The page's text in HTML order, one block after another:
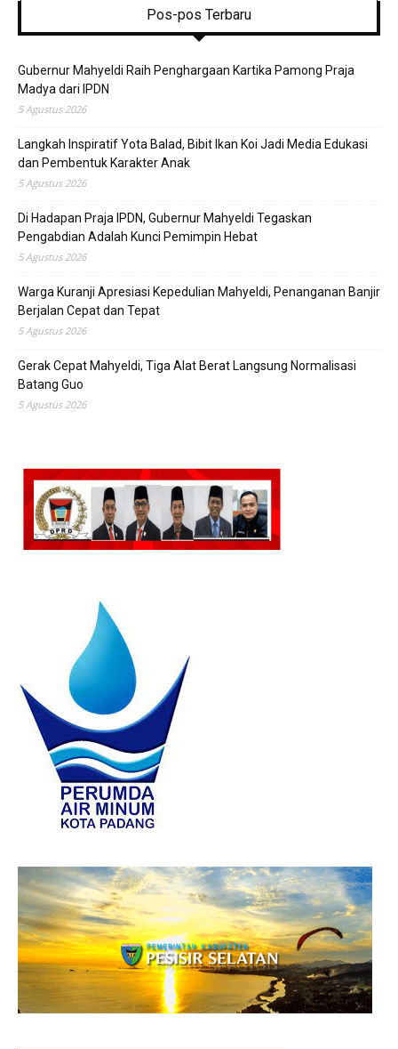
Pos-pos Terbaru
Gubernur Mahyeldi Raih Penghargaan Kartika Pamong Praja
Madya dari IPDN
5 Agustus 2026
Langkah Inspiratif Yota Balad, Bibit Ikan Koi Jadi Media Edukasi
dan Pembentuk Karakter Anak
5 Agustus 2026
Di Hadapan Praja IPDN, Gubernur Mahyeldi Tegaskan
Pengabdian Adalah Kunci Pemimpin Hebat
5 Agustus 2026
Warga Kuranji Apresiasi Kepedulian Mahyeldi, Penanganan Banjir
Berjalan Cepat dan Tepat
5 Agustus 2026
Gerak Cepat Mahyeldi, Tiga Alat Berat Langsung Normalisasi
Batang Guo
5 Agustus 2026